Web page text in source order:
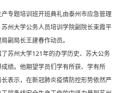
题培训班开班典礼由泰州市应急管理
州大学公务人员培训学院副院长束霞平
副局长王建春作动员。
州大学121年的办学历史、苏大公务
绩。他期望学员们学有所获、学有所
表示，在新冠肺炎疫情防控形势依然严